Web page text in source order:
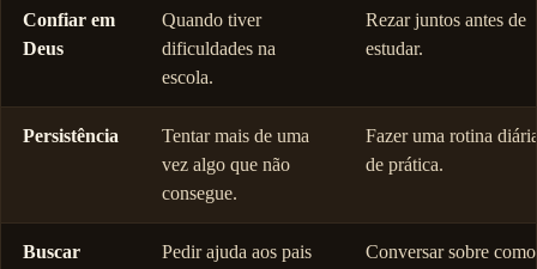
Confiar em
Deus
Quando tiver
dificuldades na
escola.
Rezar juntos antes de
estudar.
Persistência
Tentar mais de uma
vez algo que não
consegue.
Fazer uma rotina
de prática.
Buscar
Pedir ajuda aos pais
Conversar sobre como